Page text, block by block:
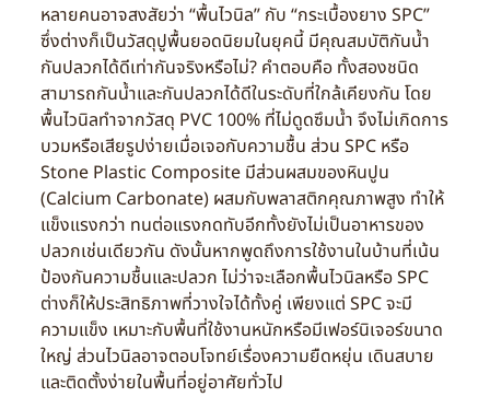
หลายคนอาจสงสัยว่า “พื้นไวนิล” กับ “กระเบื้องยาง SPC”
ซึ่งต่างก็เป็นวัสดุปูพื้นยอดนิยมในยุคนี้ มีคุณสมบัติกันน้ำ
กันปลวกได้ดีเท่ากันจริงหรือไม่? คำตอบคือ ทั้งสองชนิด
สามารถกันน้ำและกันปลวกได้ดีในระดับที่ใกล้เคียงกัน โดย
พื้นไวนิลทำจากวัสดุ PVC 100% ที่ไม่ดูดซึมน้ำ จึงไม่เกิดการ
บวมหรือเสียรูปง่ายเมื่อเจอกับความชื้น ส่วน SPC หรือ
Stone Plastic Composite มีส่วนผสมของหินปูน
(Calcium Carbonate) ผสมกับพลาสติกคุณภาพสูง ทำให้
แข็งแรงกว่า ทนต่อแรงกดทับอีกทั้งยังไม่เป็นอาหารของ
ปลวกเช่นเดียวกัน ดังนั้นหากพูดถึงการใช้งานในบ้านที่เน้น
ป้องกันความชื้นและปลวก ไม่ว่าจะเลือกพื้นไวนิลหรือ SPC
ต่างก็ให้ประสิทธิภาพที่วางใจได้ทั้งคู่ เพียงแต่ SPC จะมี
ความแข็ง เหมาะกับพื้นที่ใช้งานหนักหรือมีเฟอร์นิเจอร์ขนาด
ใหญ่ ส่วนไวนิลอาจตอบโจทย์เรื่องความยืดหยุ่น เดินสบาย
และติดตั้งง่ายในพื้นที่อยู่อาศัยทั่วไป